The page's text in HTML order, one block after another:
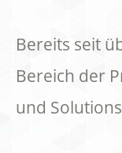
Bereits seit
Bereich der
und